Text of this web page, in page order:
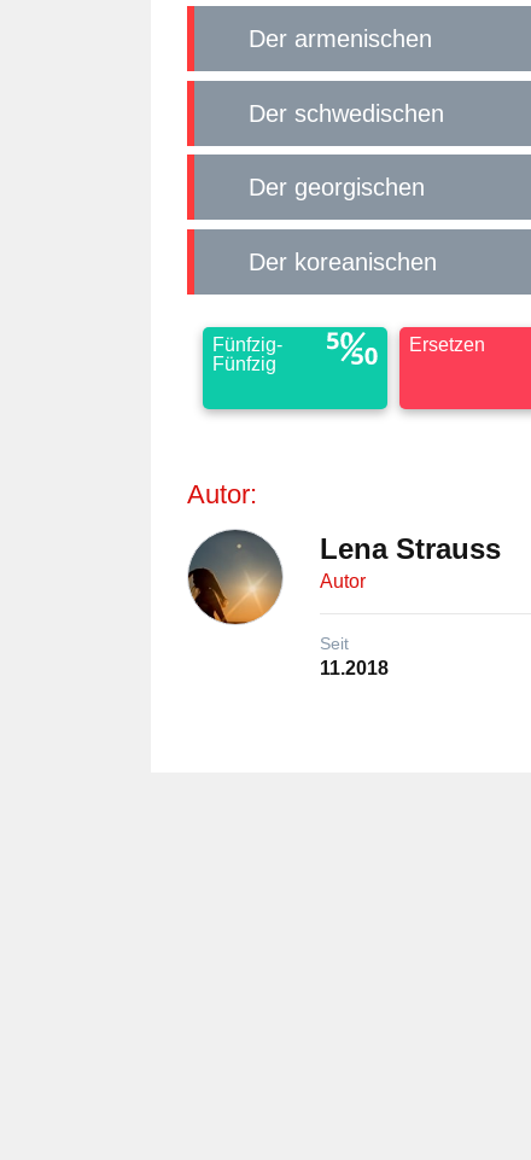
Der armenischen
Der schwedischen
Der georgischen
Der koreanischen
Fünfzig-
Fünfzig
Ersetzen
Autor:
Lena Strauss
Autor
Seit
11.2018